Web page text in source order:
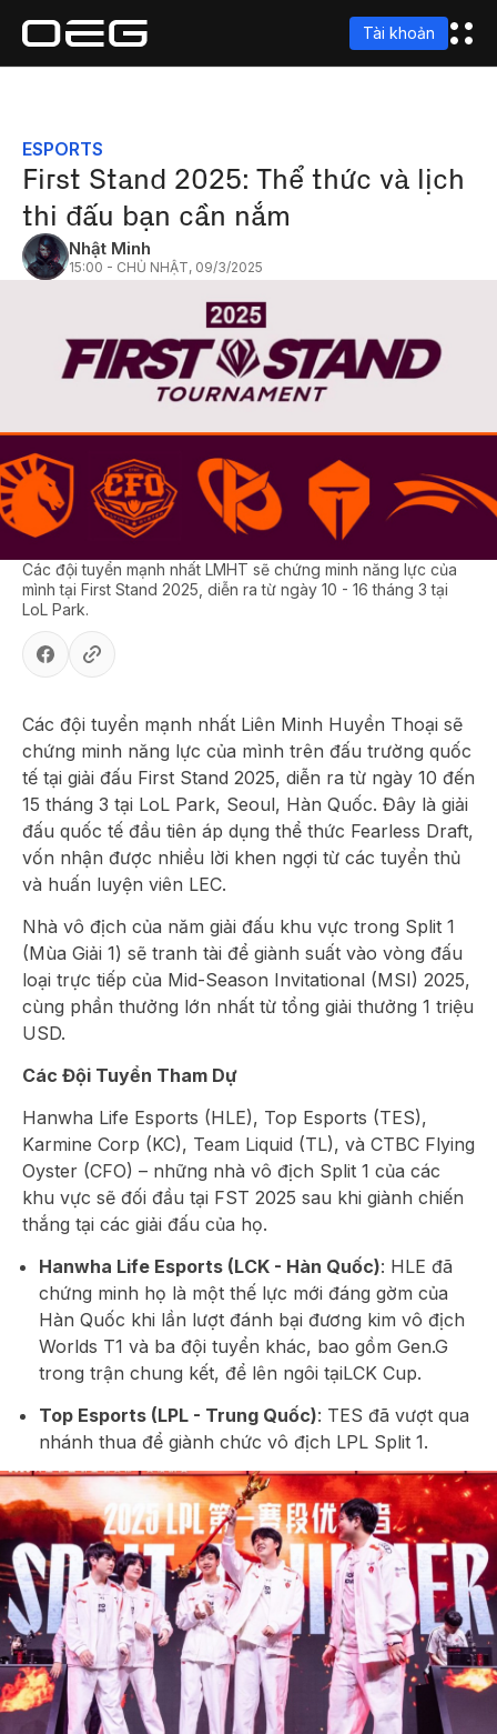
Tài khoản
ESPORTS
First Stand 2025: Thể thức và lịch
thi đấu bạn cần nắm
Nhật Minh
15:00 - CHỦ NHẬT, 09/3/2025
Các đội tuyển mạnh nhất LMHT sẽ chứng minh năng lực của
mình tại First Stand 2025, diễn ra từ ngày 10 - 16 tháng 3 tại
LoL Park.
Các đội tuyển mạnh nhất Liên Minh Huyền Thoại sẽ
chứng minh năng lực của mình trên đấu trường quốc
tế tại giải đấu First Stand 2025, diễn ra từ ngày 10 đến
15 tháng 3 tại LoL Park, Seoul, Hàn Quốc. Đây là giải
đấu quốc tế đầu tiên áp dụng thể thức Fearless Draft,
vốn nhận được nhiều lời khen ngợi từ các tuyển thủ
và huấn luyện viên LEC.
Nhà vô địch của năm giải đấu khu vực trong Split 1
(Mùa Giải 1) sẽ tranh tài để giành suất vào vòng đấu
loại trực tiếp của Mid-Season Invitational (MSI) 2025,
cùng phần thưởng lớn nhất từ tổng giải thưởng 1 triệu
USD.
Các Đội Tuyển Tham Dự
Hanwha Life Esports (HLE), Top Esports (TES),
Karmine Corp (KC), Team Liquid (TL), và CTBC Flying
Oyster (CFO) – những nhà vô địch Split 1 của các
khu vực sẽ đối đầu tại FST 2025 sau khi giành chiến
thắng tại các giải đấu của họ.
Hanwha Life Esports (LCK - Hàn Quốc): HLE đã
chứng minh họ là một thế lực mới đáng gờm của
Hàn Quốc khi lần lượt đánh bại đương kim vô địch
Worlds T1 và ba đội tuyển khác, bao gồm Gen.G
trong trận chung kết, để lên ngôi tạiLCK Cup.
Top Esports (LPL - Trung Quốc): TES đã vượt qua
nhánh thua để giành chức vô địch LPL Split 1.